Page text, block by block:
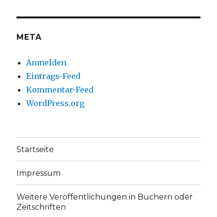
anzeigenanzeigen
META
Anmelden
Eintrags-Feed
Kommentar-Feed
WordPress.org
Startseite
Impressum
Weitere Veröffentlichungen in Büchern oder
Zeitschriften